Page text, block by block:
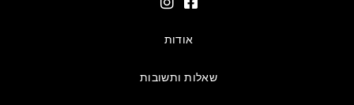
אודות
שאלות ותשובות